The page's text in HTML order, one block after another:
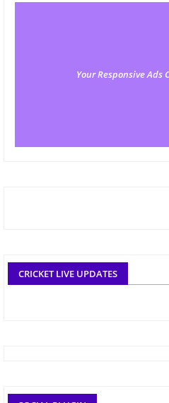
Your Responsive Ads
CRICKET LIVE UPDATES